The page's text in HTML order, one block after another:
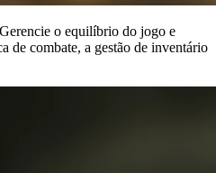
Gerencie o equilíbrio do jogo e
de combate, a gestão de inventário